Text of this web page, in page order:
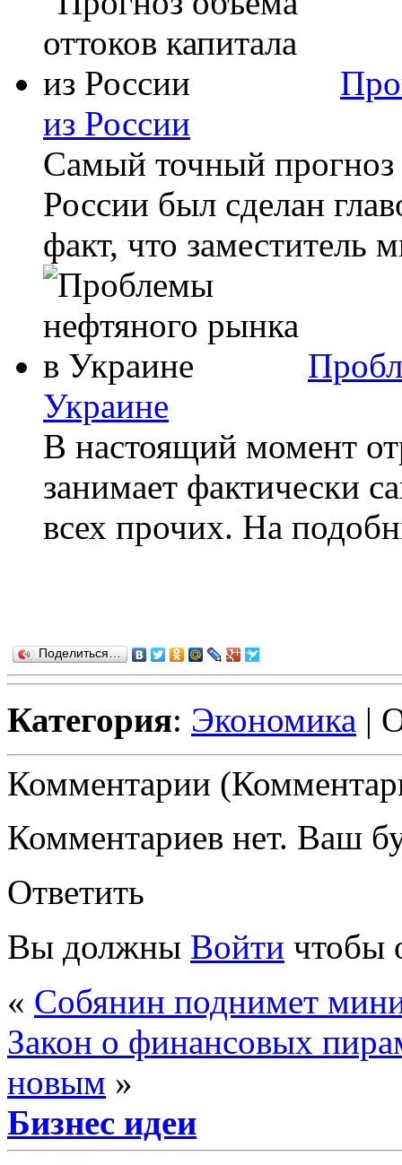
из России
Самый точный прогноз
России был сделан
факт, что заместитель
Украине
В настоящий момент
занимает фактически
всех прочих. На
Поделиться…
Категория: Экономика |
Комментарии
Комментариев нет. Ваш
Ответить
Вы должны Войти чтобы
« Собянин поднимет
Закон о финансовых
новым »
Бизнес идеи